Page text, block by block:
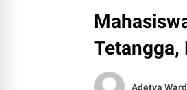
Tetangga,
Adetya